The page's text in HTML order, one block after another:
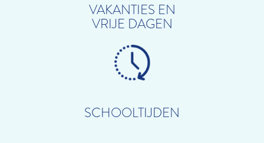
VAKANTIES EN
VRIJE DAGEN
SCHOOLTIJDEN